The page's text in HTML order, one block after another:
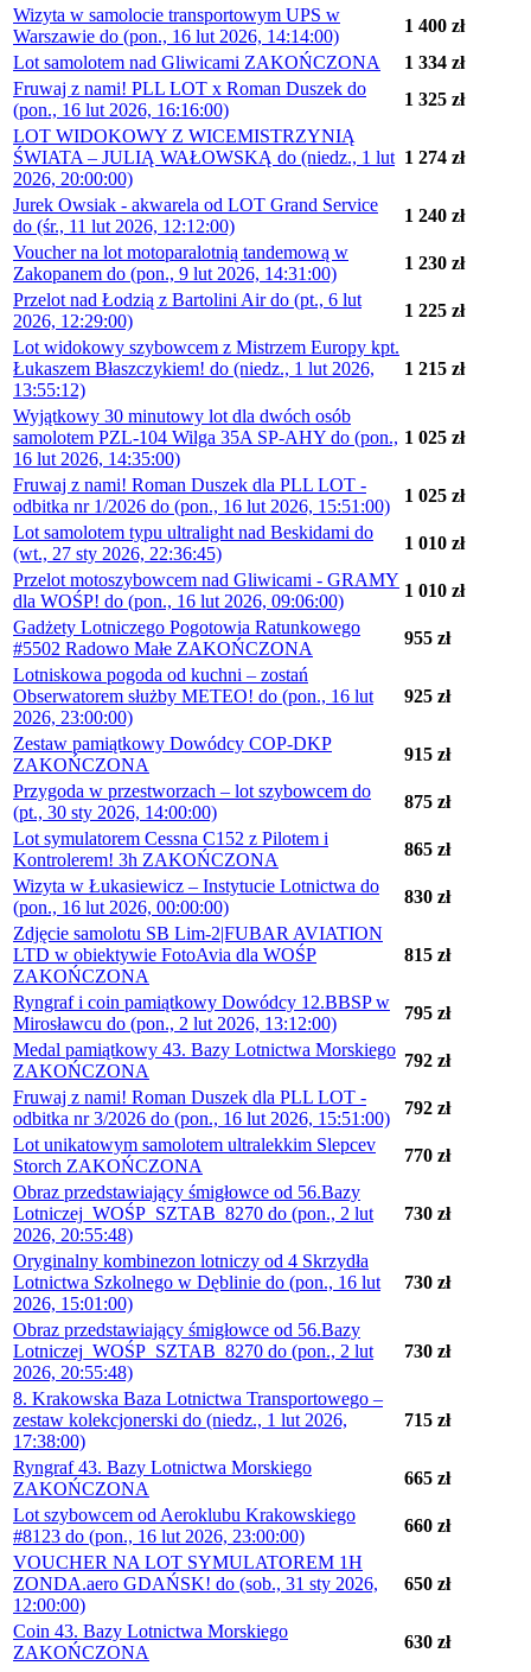
Wizyta w samolocie transportowym UPS w
Warszawie do (pon., 16 lut 2026, 14:14:00)
1 400 zł
Lot samolotem nad Gliwicami ZAKOŃCZONA
1 334 zł
Fruwaj z nami! PLL LOT x Roman Duszek do
(pon., 16 lut 2026, 16:16:00)
1 325 zł
LOT WIDOKOWY Z WICEMISTRZYNIĄ
ŚWIATA – JULIĄ WAŁOWSKĄ do (niedz., 1 lut
2026, 20:00:00)
1 274 zł
Jurek Owsiak - akwarela od LOT Grand Service
do (śr., 11 lut 2026, 12:12:00)
1 240 zł
Voucher na lot motoparalotnią tandemową w
Zakopanem do (pon., 9 lut 2026, 14:31:00)
1 230 zł
Przelot nad Łodzią z Bartolini Air do (pt., 6 lut
2026, 12:29:00)
1 225 zł
Lot widokowy szybowcem z Mistrzem Europy kpt.
Łukaszem Błaszczykiem! do (niedz., 1 lut 2026,
13:55:12)
1 215 zł
Wyjątkowy 30 minutowy lot dla dwóch osób
samolotem PZL-104 Wilga 35A SP-AHY do (pon.,
16 lut 2026, 14:35:00)
1 025 zł
Fruwaj z nami! Roman Duszek dla PLL LOT -
odbitka nr 1/2026 do (pon., 16 lut 2026, 15:51:00)
1 025 zł
Lot samolotem typu ultralight nad Beskidami do
(wt., 27 sty 2026, 22:36:45)
1 010 zł
Przelot motoszybowcem nad Gliwicami - GRAMY
dla WOŚP! do (pon., 16 lut 2026, 09:06:00)
1 010 zł
Gadżety Lotniczego Pogotowia Ratunkowego
#5502 Radowo Małe ZAKOŃCZONA
955 zł
Lotniskowa pogoda od kuchni – zostań
Obserwatorem służby METEO! do (pon., 16 lut
2026, 23:00:00)
925 zł
Zestaw pamiątkowy Dowódcy COP-DKP
ZAKOŃCZONA
915 zł
Przygoda w przestworzach – lot szybowcem do
(pt., 30 sty 2026, 14:00:00)
875 zł
Lot symulatorem Cessna C152 z Pilotem i
Kontrolerem! 3h ZAKOŃCZONA
865 zł
Wizyta w Łukasiewicz – Instytucie Lotnictwa do
(pon., 16 lut 2026, 00:00:00)
830 zł
Zdjęcie samolotu SB Lim-2|FUBAR AVIATION
LTD w obiektywie FotoAvia dla WOŚP
ZAKOŃCZONA
815 zł
Ryngraf i coin pamiątkowy Dowódcy 12.BBSP w
Mirosławcu do (pon., 2 lut 2026, 13:12:00)
795 zł
Medal pamiątkowy 43. Bazy Lotnictwa Morskiego
ZAKOŃCZONA
792 zł
Fruwaj z nami! Roman Duszek dla PLL LOT -
odbitka nr 3/2026 do (pon., 16 lut 2026, 15:51:00)
792 zł
Lot unikatowym samolotem ultralekkim Slepcev
Storch ZAKOŃCZONA
770 zł
Obraz przedstawiający śmigłowce od 56.Bazy
Lotniczej_WOŚP_SZTAB_8270 do (pon., 2 lut
2026, 20:55:48)
730 zł
Oryginalny kombinezon lotniczy od 4 Skrzydła
Lotnictwa Szkolnego w Dęblinie do (pon., 16 lut
2026, 15:01:00)
730 zł
Obraz przedstawiający śmigłowce od 56.Bazy
Lotniczej_WOŚP_SZTAB_8270 do (pon., 2 lut
2026, 20:55:48)
730 zł
8. Krakowska Baza Lotnictwa Transportowego –
zestaw kolekcjonerski do (niedz., 1 lut 2026,
17:38:00)
715 zł
Ryngraf 43. Bazy Lotnictwa Morskiego
ZAKOŃCZONA
665 zł
Lot szybowcem od Aeroklubu Krakowskiego
#8123 do (pon., 16 lut 2026, 23:00:00)
660 zł
VOUCHER NA LOT SYMULATOREM 1H
ZONDA.aero GDAŃSK! do (sob., 31 sty 2026,
12:00:00)
650 zł
Coin 43. Bazy Lotnictwa Morskiego
ZAKOŃCZONA
630 zł